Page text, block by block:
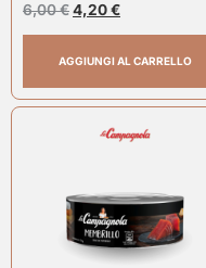
6,00€4,20€
AGGIUNGI AL CARRELLO